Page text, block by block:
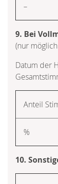
–
9. Bei
(nur
Datum der
Anteil
%
10.